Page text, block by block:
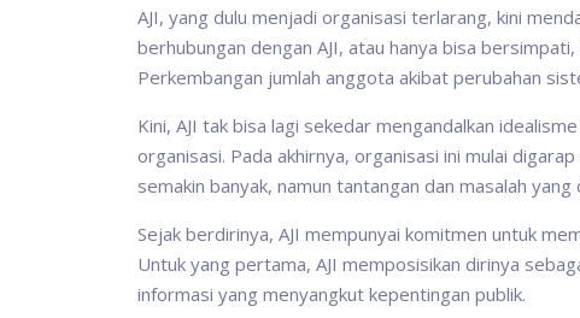
AJI, yang dulu menjadi organisasi terlarang, kini
berhubungan dengan AJI, atau hanya bisa
Perkembangan jumlah anggota akibat perubahan
Kini, AJI tak bisa lagi sekedar mengandalkan
organisasi. Pada akhirnya, organisasi ini mulai
semakin banyak, namun tantangan dan masalah
Sejak berdirinya, AJI mempunyai komitmen untuk
Untuk yang pertama, AJI memposisikan dirinya
informasi yang menyangkut kepentingan publik.